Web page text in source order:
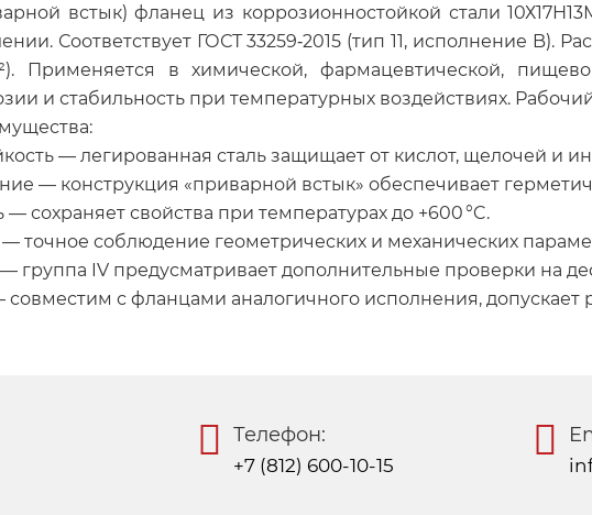
встык) фланец из коррозионностойкой стали
Соответствует ГОСТ 33259‑2015 (тип 11, исполнение B).
Применяется в химической, фармацевтической,
и стабильность при температурных воздействиях.
— легированная сталь защищает от кислот, щелочей и
— конструкция «приварной встык» обеспечивает
сохраняет свойства при температурах до +600 °C.
точное соблюдение геометрических и механических
— группа IV предусматривает дополнительные проверки на
совместим с фланцами аналогичного исполнения, допускает
Телефон:
+7 (812) 600-10-15